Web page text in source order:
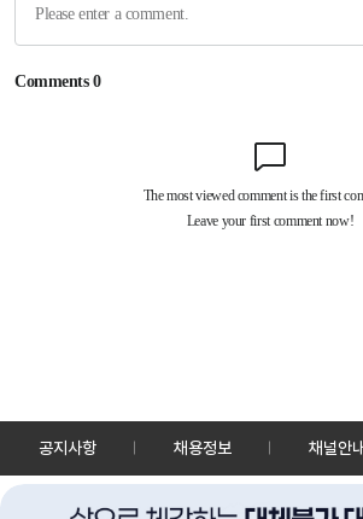
공지사항 채용정보 채널안내
30128 세종특별자치시 정부2청사로 13 한국